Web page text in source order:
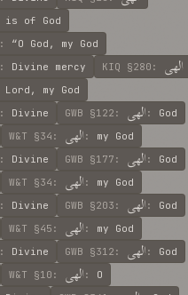
is of God
: “O God, my God
: Divine mercy KIQ §280 : الهی
Lord, my God
: Divine GWB §122 : الهی : God
W&T §34 : الهی : my God
: Divine GWB §177 : الهی : God
W&T §34 : الهی : my God
: Divine GWB §203 : الهی : God
W&T §45 : الهی : my God
: Divine GWB §312 : الهی : God
W&T §10 : الهی : O